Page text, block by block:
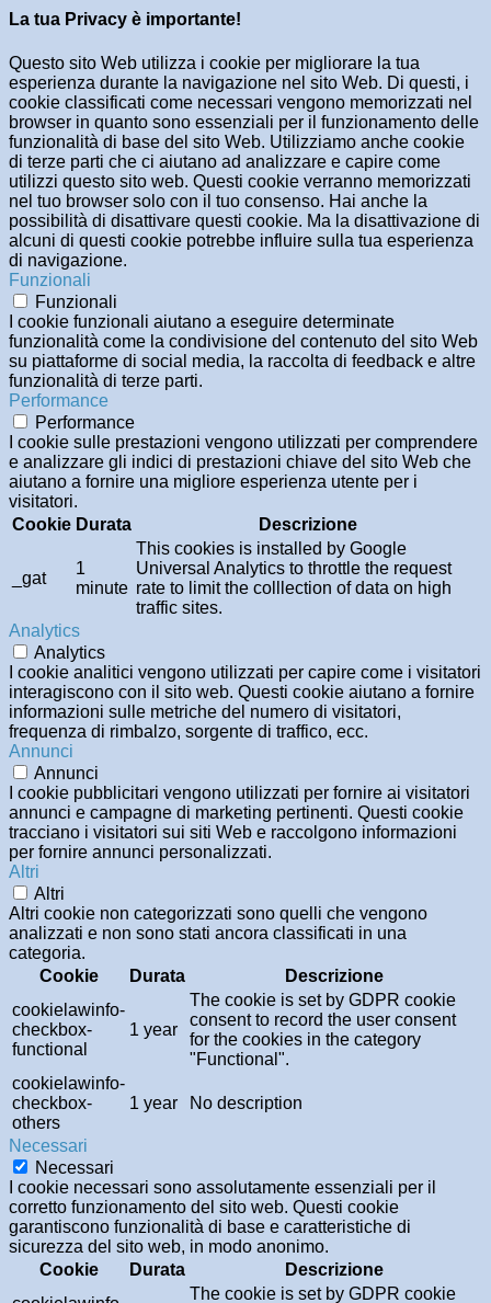
La tua Privacy è importante!
Questo sito Web utilizza i cookie per migliorare la tua
esperienza durante la navigazione nel sito Web. Di questi, i
cookie classificati come necessari vengono memorizzati nel
browser in quanto sono essenziali per il funzionamento delle
funzionalità di base del sito Web. Utilizziamo anche cookie
di terze parti che ci aiutano ad analizzare e capire come
utilizzi questo sito web. Questi cookie verranno memorizzati
nel tuo browser solo con il tuo consenso. Hai anche la
possibilità di disattivare questi cookie. Ma la disattivazione di
alcuni di questi cookie potrebbe influire sulla tua esperienza
di navigazione.
Funzionali
Funzionali
I cookie funzionali aiutano a eseguire determinate
funzionalità come la condivisione del contenuto del sito Web
su piattaforme di social media, la raccolta di feedback e altre
funzionalità di terze parti.
Performance
Performance
I cookie sulle prestazioni vengono utilizzati per comprendere
e analizzare gli indici di prestazioni chiave del sito Web che
aiutano a fornire una migliore esperienza utente per i
visitatori.
Cookie Durata Descrizione
_gat
1
minute
This cookies is installed by Google
Universal Analytics to throttle the request
rate to limit the colllection of data on high
traffic sites.
Analytics
Analytics
I cookie analitici vengono utilizzati per capire come i visitatori
interagiscono con il sito web. Questi cookie aiutano a fornire
informazioni sulle metriche del numero di visitatori,
frequenza di rimbalzo, sorgente di traffico, ecc.
Annunci
Annunci
I cookie pubblicitari vengono utilizzati per fornire ai visitatori
annunci e campagne di marketing pertinenti. Questi cookie
tracciano i visitatori sui siti Web e raccolgono informazioni
per fornire annunci personalizzati.
Altri
Altri
Altri cookie non categorizzati sono quelli che vengono
analizzati e non sono stati ancora classificati in una
categoria.
Cookie
Durata
Descrizione
cookielawinfo-
checkbox-
functional
1 year
The cookie is set by GDPR cookie
consent to record the user consent
for the cookies in the category
"Functional".
cookielawinfo-
checkbox-
others
1 year No description
Necessari
Necessari
I cookie necessari sono assolutamente essenziali per il
corretto funzionamento del sito web. Questi cookie
garantiscono funzionalità di base e caratteristiche di
sicurezza del sito web, in modo anonimo.
Cookie
Durata
Descrizione
The cookie is set by GDPR cookie